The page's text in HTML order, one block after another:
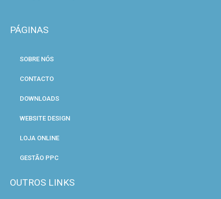
PÁGINAS
SOBRE NÓS
CONTACTO
DOWNLOADS
WEBSITE DESIGN
LOJA ONLINE
GESTÃO PPC
OUTROS LINKS